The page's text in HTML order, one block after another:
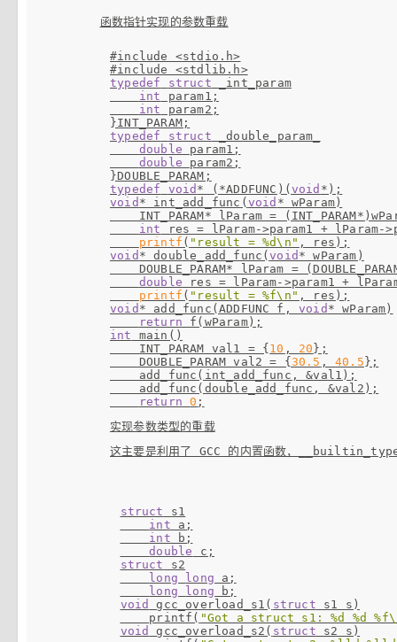
#include <stdio.h>
#include <stdlib.h>
typedef
struct _int_param
int param1;
int param2;
typedef
struct _double_param_
double param1;
double param2;
typedef
void * (*ADDFUNC)( void
void * int_add_func( void * wParam)
INT_PARAM* lParam =
int res = lParam->param1 + lParam-
printf ( "result = %d\n"
void * double_add_func(void * wParam)
DOUBLE_PARAM* lParam =
double res = lParam->param1 +
printf ( "result = %f\n"
void * add_func(ADDFUNC f, void * wParam)
return
int
main()
    INT_PARAM val1 = {
10 , 20 };
    DOUBLE_PARAM val2 = {
30.5 , 40.5 };
    add_func(int_add_func, &val1);
    add_func(double_add_func, &val2);
return
0
实现参数类型的重载
这主要是利用了 GCC 的内置函数，
struct
s1
int a;
int b;
double
struct
s2
long
long a;
long
long
void
gcc_overload_s1( struct s1 s)
    printf(
"Got a struct s1: %d %d
void
gcc_overload_s2( struct s2 s)